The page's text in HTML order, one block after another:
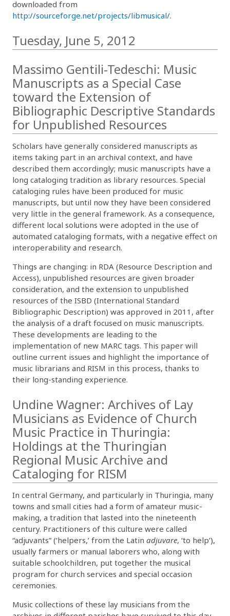
downloaded from
http://sourceforge.net/projects/libmusical/.
Tuesday, June 5, 2012
Massimo Gentili-Tedeschi: Music
Manuscripts as a Special Case
toward the Extension of
Bibliographic Descriptive Standards
for Unpublished Resources
Scholars have generally considered manuscripts as
items taking part in an archival context, and have
described them accordingly; music manuscripts have a
long cataloging tradition as library resources. Special
cataloging rules have been produced for music
manuscripts, but until now they have been considered
very little in the general framework. As a consequence,
different local solutions were adopted in the use of
automated cataloging formats, with a negative effect on
interoperability and research.
Things are changing: in RDA (Resource Description and
Access), unpublished resources are given broader
consideration, and the extension to unpublished
resources of the ISBD (International Standard
Bibliographic Description) was approved in 2011, after
the analysis of a draft focused on music manuscripts.
These developments are leading to the
implementation of new MARC tags. This paper will
outline current issues and highlight the importance of
music librarians and RISM in this process, thanks to
their long-standing experience.
Undine Wagner: Archives of Lay
Musicians as Evidence of Church
Music Practice in Thuringia:
Holdings at the Thuringian
Regional Music Archive and
Cataloging for RISM
In central Germany, and particularly in Thuringia, many
towns and small cities had a form of amateur music-
making, a tradition that lasted into the nineteenth
century. Practitioners of this culture were called
“adjuvants” (‘helpers,’ from the Latin adjuvare, ‘to help’),
usually farmers or manual laborers who, along with
suitable schoolchildren, put together the musical
program for church services and special occasion
ceremonies.
Music collections of these lay musicians from the